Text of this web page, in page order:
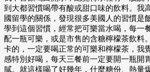
到大都習慣喝帶有酸或甜口味的飲料。我
國留學的關係，發現很多美國人的習慣是
學到這個習慣，經常把可樂當水喝，每一
配一瓶可樂，或是市售的含糖檸檬茶飲料
卡的，一定要喝正常的可樂和檸檬茶，我
感特別好喝，每天三餐前一定要開一瓶開
膩。就這樣喝了好幾年，什麼糖份、熱量